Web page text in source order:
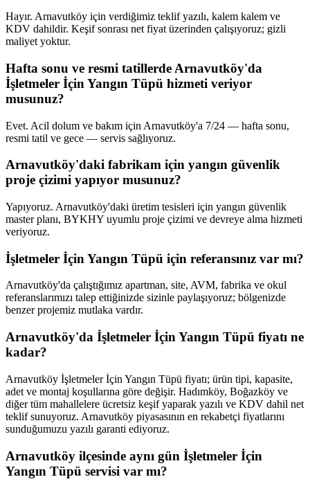
Hayır. Arnavutköy için verdiğimiz teklif yazılı, kalem kalem ve
KDV dahildir. Keşif sonrası net fiyat üzerinden çalışıyoruz; gizli
maliyet yoktur.
Hafta sonu ve resmi tatillerde Arnavutköy'da
İşletmeler İçin Yangın Tüpü hizmeti veriyor
musunuz?
Evet. Acil dolum ve bakım için Arnavutköy'a 7/24 — hafta sonu,
resmi tatil ve gece — servis sağlıyoruz.
Arnavutköy'daki fabrikam için yangın güvenlik
proje çizimi yapıyor musunuz?
Yapıyoruz. Arnavutköy'daki üretim tesisleri için yangın güvenlik
master planı, BYKHY uyumlu proje çizimi ve devreye alma hizmeti
veriyoruz.
İşletmeler İçin Yangın Tüpü için referansınız var mı?
Arnavutköy'da çalıştığımız apartman, site, AVM, fabrika ve okul
referanslarımızı talep ettiğinizde sizinle paylaşıyoruz; bölgenizde
benzer projemiz mutlaka vardır.
Arnavutköy'da İşletmeler İçin Yangın Tüpü fiyatı ne
kadar?
Arnavutköy İşletmeler İçin Yangın Tüpü fiyatı; ürün tipi, kapasite,
adet ve montaj koşullarına göre değişir. Hadımköy, Boğazköy ve
diğer tüm mahallelere ücretsiz keşif yaparak yazılı ve KDV dahil net
teklif sunuyoruz. Arnavutköy piyasasının en rekabetçi fiyatlarını
sunduğumuzu yazılı garanti ediyoruz.
Arnavutköy ilçesinde aynı gün İşletmeler İçin
Yangın Tüpü servisi var mı?